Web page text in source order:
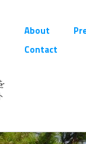
About
Contact